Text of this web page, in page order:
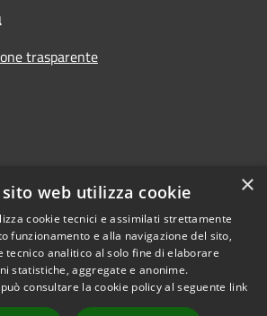
trasparente
Copyright © 2026 • Unione
Terra dei Castelli • Powered by
Municipium•Accesso
redazione
×
web utilizza cookie
cookie tecnici e assimilati strettamente
funzionamento e alla navigazione del sito,
tecnico analitico al solo fine di elaborare
statistiche, aggregate e anonime.
consultare la cookie policy al seguente link